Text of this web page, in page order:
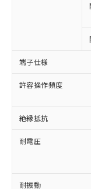
端子仕様
許容操作頻度
絶縁抵抗
耐電圧
耐振動
以下の条
ご利用く
本
商
(税
当
本
こ
在
記
タ
対応予定
非含有に
調査・確
非含有の
商品です。
非該当品
害物質有
仕入先様
いたもの
むを得ず
鉛(Pb)
「○」：
基準値以
「×」：最
基準値を
「－」：
*中国
当
為
（
ま
国